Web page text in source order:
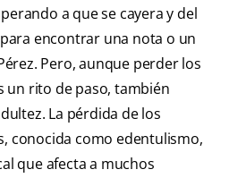
a que se cayera y del
encontrar una nota o un
Pero, aunque perder los
un rito de paso, también
La pérdida de los
conocida como edentulismo,
que afecta a muchos